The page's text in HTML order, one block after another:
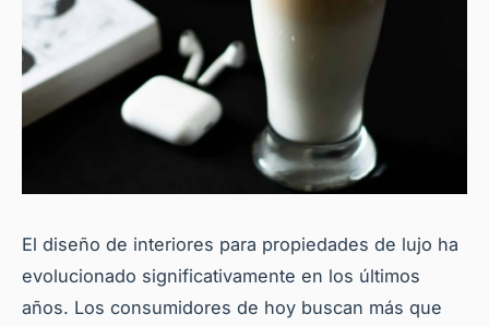
El diseño de interiores para propiedades de lujo ha
evolucionado significativamente en los últimos
años. Los consumidores de hoy buscan más que